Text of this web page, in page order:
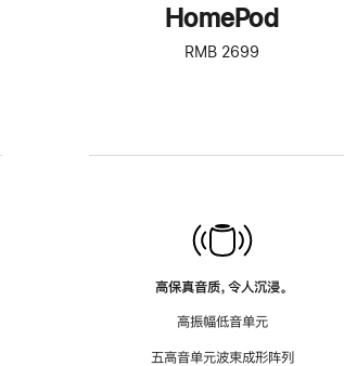
HomePod
RMB 2699
高保真音质，令人沉浸。
高振幅低音单元
五高音单元波束成形阵列